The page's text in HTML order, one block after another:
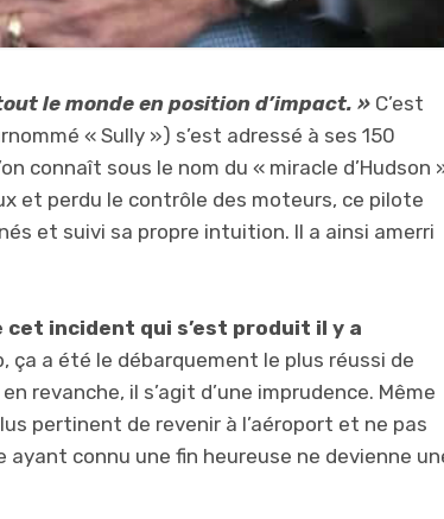
le monde en position d’impact. » C’est
« Sully ») s’est adressé à ses 150
connaît sous le nom du « miracle d’Hudson
et perdu le contrôle des moteurs, ce pilote
et suivi sa propre intuition. Il a ainsi amerri
incident qui s’est produit il y a
ça a été le débarquement le plus réussi de
revanche, il s’agit d’une imprudence. Même
pertinent de revenir à l’aéroport et ne pas
connu une fin heureuse ne devienne